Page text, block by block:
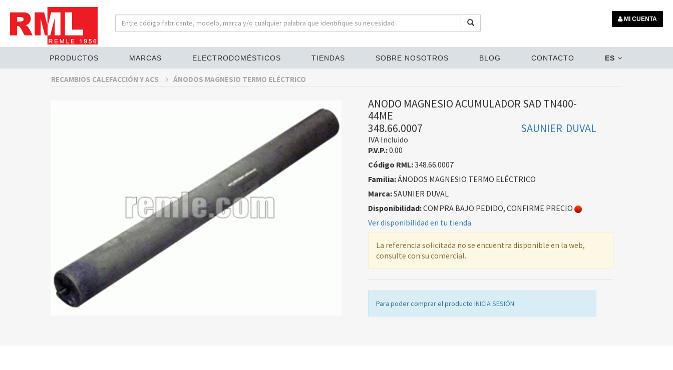
MI CUENTA
PRODUCTOS MARCAS ELECTRODOMÉSTICOS TIENDAS SOBRE NOSOTROS BLOG CONTACTO ES
RECAMBIOS CALEFACCIÓN Y ACS ÁNODOS MAGNESIO TERMO ELÉCTRICO
ANODO MAGNESIO ACUMULADOR SAD TN400-
44ME
348.66.0007
SAUNIER DUVAL
IVA Incluido
P.V.P.:0.00
Código RML:348.66.0007
Familia:ÁNODOS MAGNESIO TERMO ELÉCTRICO
Marca:SAUNIER DUVAL
Disponibilidad:COMPRA BAJO PEDIDO, CONFIRME PRECIO
Ver disponibilidad en tu tienda
La referencia solicitada no se encuentra disponible en la web,
consulte con su comercial.
Para poder comprar el producto INICIA SESIÓN